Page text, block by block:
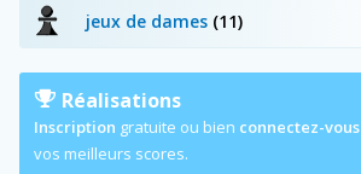
jeux de dames (11)
Réalisations
Inscription gratuite ou bien connectez-vous
vos meilleurs scores.